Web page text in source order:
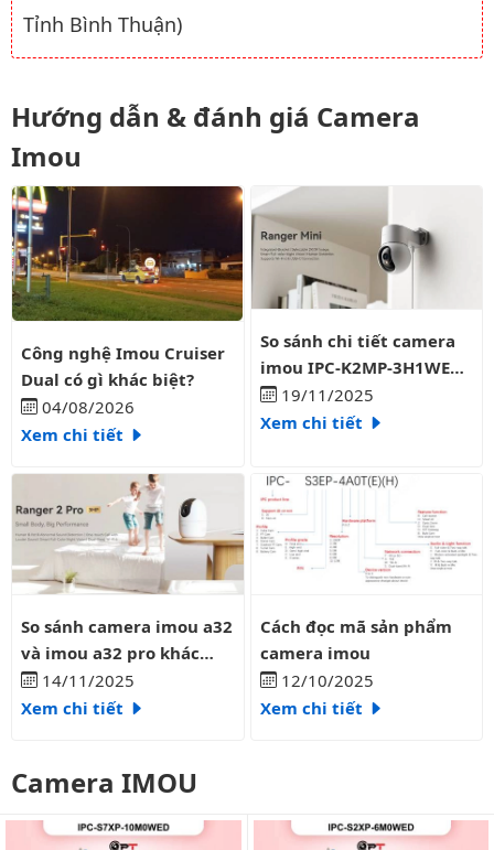
Tỉnh Bình Thuận)
Hướng dẫn & đánh giá Camera
Imou
Công nghệ Imou Cruiser Dual có gì khác biệt?
Công nghệ Imou Cruiser
Dual có gì khác biệt?
04/08/2026
Xem chi tiết
So sánh chi tiết camera imou
So sánh chi tiết camera
imou IPC-K2MP-3H1WE
3mp và IPC-K2MP-
35H1WE 5mp
19/11/2025
Xem chi tiết
So sánh camera imou a32 và imou a32 pro khác nhau như thế
So sánh camera imou a32
và imou a32 pro khác
nhau như thế nào?
14/11/2025
Xem chi tiết
Cách đọc mã sản phẩm
Cách đọc mã sản phẩm
camera imou
12/10/2025
Xem chi tiết
Camera IMOU